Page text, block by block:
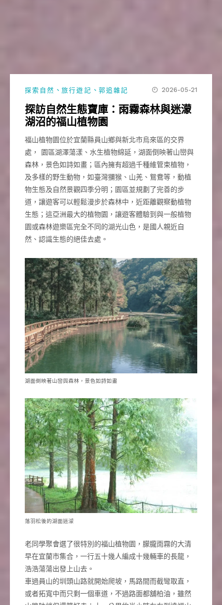
探索自然 、旅行遊記 、 郭追雜記 2026-05-21
探訪自然生態寶庫：雨霧森林與迷濛
湖沼的福山植物園
福山植物園位於宜蘭縣員山鄉與新北市烏來區的交界
處， 園區湖澤蕩漾、水生植物綿延，湖面倒映著山巒與
森林，景色如詩如畫；區內擁有超過千種維管束植物，
及多樣的野生動物，如臺灣獼猴、山羌、鴛鴦等，動植
物生態及自然景觀四季分明；園區並規劃了完善的步
道，讓遊客可以輕鬆漫步於森林中，近距離觀察動植物
生態；這亞洲最大的植物園，讓遊客體驗到與一般植物
園或森林遊樂區完全不同的湖光山色，是國人親近自
然、認識生態的絕佳去處。
湖面倒映著山巒與森林，景色如詩如畫
落羽松後的湖面迷濛
老同學聚會選了很特別的福山植物園，朦朧雨霧的大清
早在宜蘭市集合，一行五十幾人編成十幾輛車的長龍，
浩浩蕩蕩出發上山去。
車過員山的圳頭山路就開始爬坡，馬路間而截彎取直，
或者拓寬中而只剩一個車道，不過路面都舖柏油，雖然